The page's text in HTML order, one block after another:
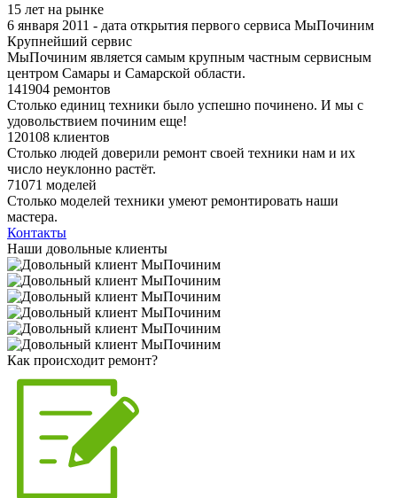
15 лет на рынке
6 января 2011 - дата открытия первого сервиса МыПочиним
Крупнейший сервис
МыПочиним является самым крупным частным сервисным
центром Самары и Самарской области.
141904 ремонтов
Столько единиц техники было успешно починено. И мы с
удовольствием починим еще!
120108 клиентов
Столько людей доверили ремонт своей техники нам и их
число неуклонно растёт.
71071 моделей
Столько моделей техники умеют ремонтировать наши
мастера.
Контакты
Наши довольные клиенты
Как происходит ремонт?